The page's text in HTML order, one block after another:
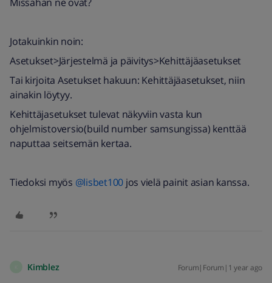
Jotakuinkin noin:
Asetukset>Järjestelmä ja päivitys>Kehittäjäasetukset
Tai kirjoita Asetukset hakuun: Kehittäjäasetukset, niin
ainakin löytyy.
Kehittäjasetukset tulevat näkyviin vasta kun
ohjelmistoversio(build number samsungissa) kenttää
naputtaa seitsemän kertaa.
Tiedoksi myös ​ @lisbet100 jos vielä painit asian kanssa.
Kimblez Forum|Forum|1 year ago